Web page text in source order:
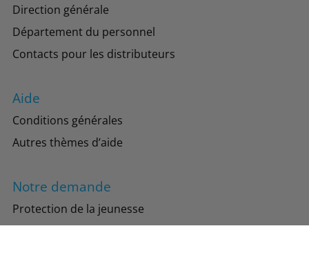
Direction générale
Département du personnel
Contacts pour les distributeurs
Aide
Conditions générales
Autres thèmes d’aide
Notre demande
Protection de la jeunesse